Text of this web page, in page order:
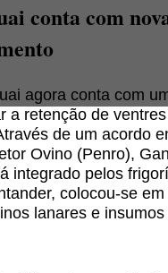
conta com
agora conta com
a retenção de
de um acordo
Ovino (Penro),
integrado pelos
colocou-se
lanares e